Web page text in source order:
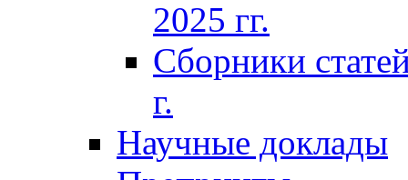
2025 гг.
Сборники
г.
Научные доклады